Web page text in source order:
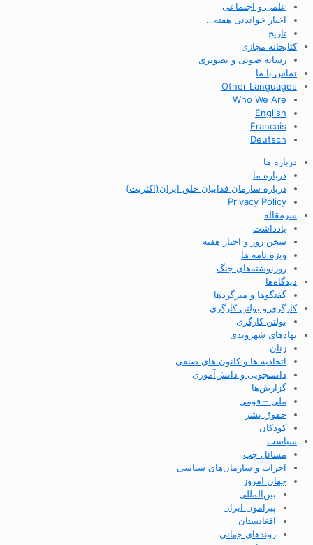
علمی و اجتماعی
اخبار خواندنی هفته…
تاریخ
کتابخانه مجازی
رسانه صوتی و تصویری
تماس با ما
Other Languages
Who We Are
English
Francais
Deutsch
درباره ما
درباره ما
درباره سازمان فداییان خلق ایران(اکثریت)
Privacy Policy
سرمقاله
یادداشت
سخن روز و اخبار هفته
ویژه نامه ها
روزنوشته‌های جنگ
دیدگاه‌ها
گفتگوها و میزگردها
کارگری و بولتن کارگری
بولتن کارگری
نهادهای شهروندی
زنان
اتحادیه ها و کانون های صنفی
دانشجویی و دانش‌آموزی
گزارش‌ها
ملی – قومی
حقوق بشر
کودکان
سیاست
مسائل چپ
احزاب و سازمان‌های سیاسی
جهان امروز
بین‌المللی
پیرامون ایران
افغانستان
روندهای جهانی